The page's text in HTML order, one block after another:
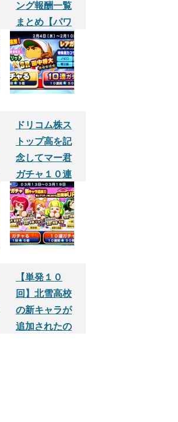
ング報酬一覧
まとめ【パワ
プロサクセス
アプリ】
ドリコム株ス
トップ高を記
念してマー君
ガチャ１０連
やってみた。
【パワプロサ
クセスアプ
リ】
【単発１０
回】北雪高校
の新キャラが
追加されたの